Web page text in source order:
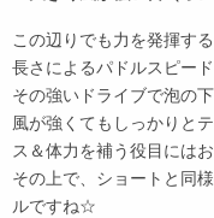
この辺りでも力を発揮する
長さによるパドルスピー
その強いドライブで泡の
風が強くてもしっかりと
ス＆体力を補う役目には
その上で、ショートと同
ルですね☆